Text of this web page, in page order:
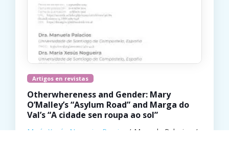
Artigos en revistas
Otherwhereness and Gender: Mary
O’Malley’s “Asylum Road” and Marga do
Val’s “A cidade sen roupa ao sol”
María Xesús Nogueira Pereira
Manuela Palacios